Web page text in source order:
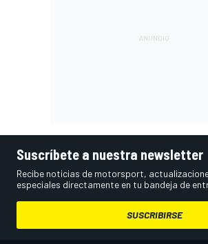
Suscríbete a nuestra newsletter
Recibe noticias de motorsport,
especiales directamente en tu bandeja de
SUSCRIBIRSE